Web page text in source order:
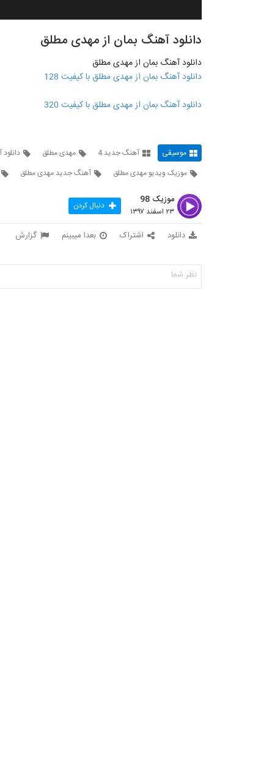
دانلود آهنگ بمان از مهدی مطلق
دانلود آهنگ بمان از مهدی مطلق
دانلود آهنگ بمان از مهدی مطلق با کیفیت 128
دانلود آهنگ بمان از مهدی مطلق با کیفیت 320
موسیقی آهنگ جدید 4 مهدی مطلق
موزیک ویدیو مهدی مطلق
آهنگ جدید مهدی مطلق
موزیک 98
۲۳ اسفند ۱۳۹۷ دنبال کردن
دانلود اشتراک بعدا میبینم گزارش